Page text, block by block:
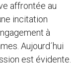
affrontée au
incitation
à
Aujourd´hui
est évidente.